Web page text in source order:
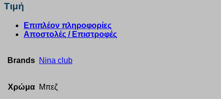
Τιμή
Επιπλέον πληροφορίες
Αποστολές / Επιστροφές
Brands Nina club
Χρώμα Μπεζ